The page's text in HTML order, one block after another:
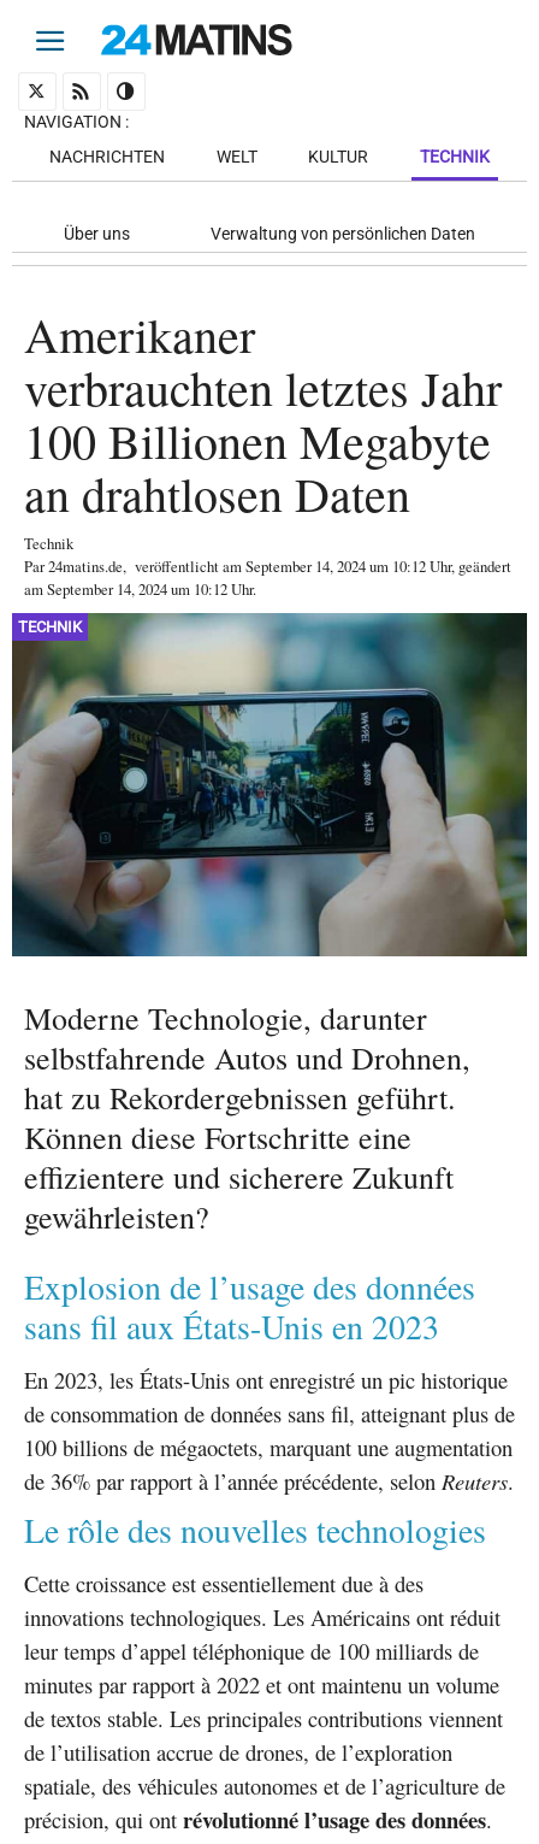
NAVIGATION :
NACHRICHTEN
WELT KULTUR TECHNIK
Über uns Verwaltung von persönlichen Daten
Amerikaner
verbrauchten letztes Jahr
100 Billionen Megabyte
an drahtlosen Daten
Technik
Par24matins.de, veröffentlicht amSeptember 14, 2024um 10:12 Uhr, geändert
am September 14, 2024 um 10:12 Uhr.
TECHNIK
Moderne Technologie, darunter
selbstfahrende Autos und Drohnen,
hat zu Rekordergebnissen geführt.
Können diese Fortschritte eine
effizientere und sicherere Zukunft
gewährleisten?
Explosion de l’usage des données
sans fil aux États-Unis en 2023
En 2023, les États-Unis ont enregistré un pic historique
de consommation de données sans fil, atteignant plus de
100 billions de mégaoctets, marquant une augmentation
de 36% par rapport à l’année précédente, selon Reuters.
Le rôle des nouvelles technologies
Cette croissance est essentiellement due à des
innovations technologiques. Les Américains ont réduit
leur temps d’appel téléphonique de 100 milliards de
minutes par rapport à 2022 et ont maintenu un volume
de textos stable. Les principales contributions viennent
de l’utilisation accrue de drones, de l’exploration
spatiale, des véhicules autonomes et de l’agriculture de
précision, qui ont révolutionné l’usage des données.